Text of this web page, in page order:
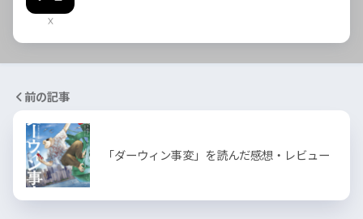
X
前の記事
「ダーウィン事変」を読んだ感想・レビュー